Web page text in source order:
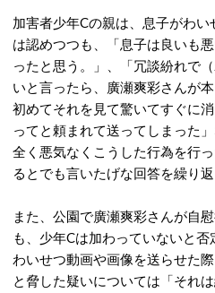
加害者少年Cの親は、息子がわ
は認めつつも、「息子は良いも
ったと思う。」、「冗談紛れで
いと言ったら、廣瀬爽彩さんが
初めてそれを見て驚いてすぐに
ってと頼まれて送ってしまった
全く悪気なくこうした行為を行
るとでも言いたげな回答を繰り返
また、公園で廣瀬爽彩さんが自
も、少年Cは加わっていないと
わいせつ動画や画像を送らせた
と脅した疑いについては「それ